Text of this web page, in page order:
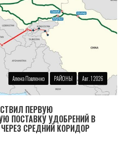
Алена Павленко РАЙОНЫ Авг. 1 2026
ПЕРВУЮ
ПОСТАВКУ УДОБРЕНИЙ В
СРЕДНИЙ КОРИДОР